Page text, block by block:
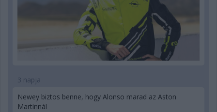
3 napja
Newey biztos benne, hogy Alonso marad az Aston
Martinnál